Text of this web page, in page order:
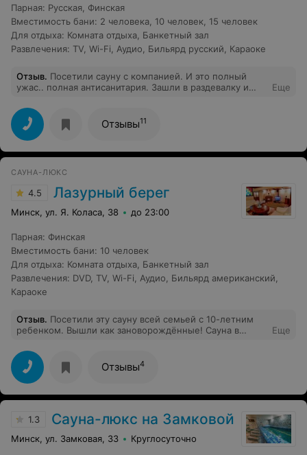
Парная: Русская Финская
Вместимость бани: 2 человека 10 человек 15 человек
Для отдыха: Комната отдыха Банкетный зал
Развлечения: TV Wi-Fi Аудио Бильярд русский Караоке
Отзыв. Посетили сауну с компанией. И это полный
ужас.. полная антисанитария. Зашли в раздевалку и
еще поискать сюрпризы, и знаете не прогадала 15+
фото... Администратор на таракана отреагировала так"
хм, странно вроде недавно травили" . Тараканы,
плесень, вонь, пыль. Никто не убирался наверно с
открытия. В итоге я не купалась, не парилась, и сидела
сауну категорически . Буду жаловаться в
санпендистанцию Это малая часть фоток
Еще
Отзывы11
САУНА-ЛЮКС
4.5 Лазурный берег
Минск, ул. Я. Коласа, 38 до 23:00
Парная: Финская
Вместимость бани: 10 человек
Для отдыха: Комната отдыха Банкетный зал
Развлечения: DVD, TV Wi-Fi Аудио Бильярд американский
Караоке
Отзыв. Посетили эту сауну всей семьей с 10-летним
ребенком. Вышли как зановорождённые! Сауна в
раньше тут были другие хозяева, поэтому и старые
отзывы были не очень. Сейчас же это современная
сауна с большой уютной комнатой отдыха, отдельной
комнатой с бильярдом, но самое главное – это,
конечно же, сама парная! Настоящая русская парная! С
ароматными травами! Парная по всем правилам:
широкие полки, вентиляция, температура, которая не
обжигает, а именно пропаривает! Даже ребёнку
Еще
Отзывы4
1.3 Сауна-люкс на Замковой
Минск, ул. Замковая, 33 Круглосуточно